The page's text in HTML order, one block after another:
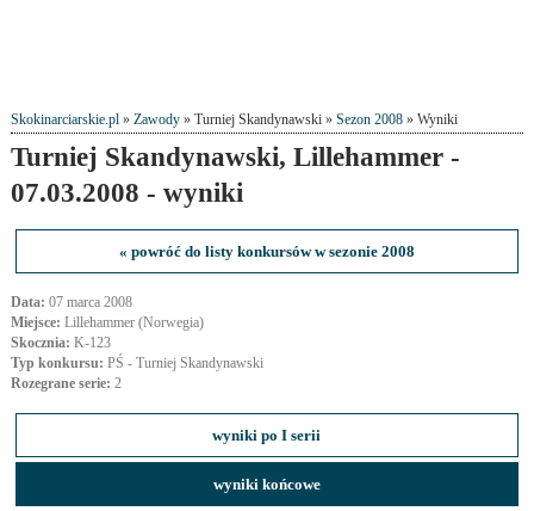
Skokinarciarskie.pl» Zawody» Turniej Skandynawski » Sezon 2008» Wyniki
Turniej Skandynawski, Lillehammer -
07.03.2008 - wyniki
« powróć do listy konkursów w sezonie 2008
Data: 07 marca 2008
Miejsce: Lillehammer (Norwegia)
Skocznia: K-123
Typ konkursu: PŚ - Turniej Skandynawski
Rozegrane serie: 2
wyniki po I serii
wyniki końcowe